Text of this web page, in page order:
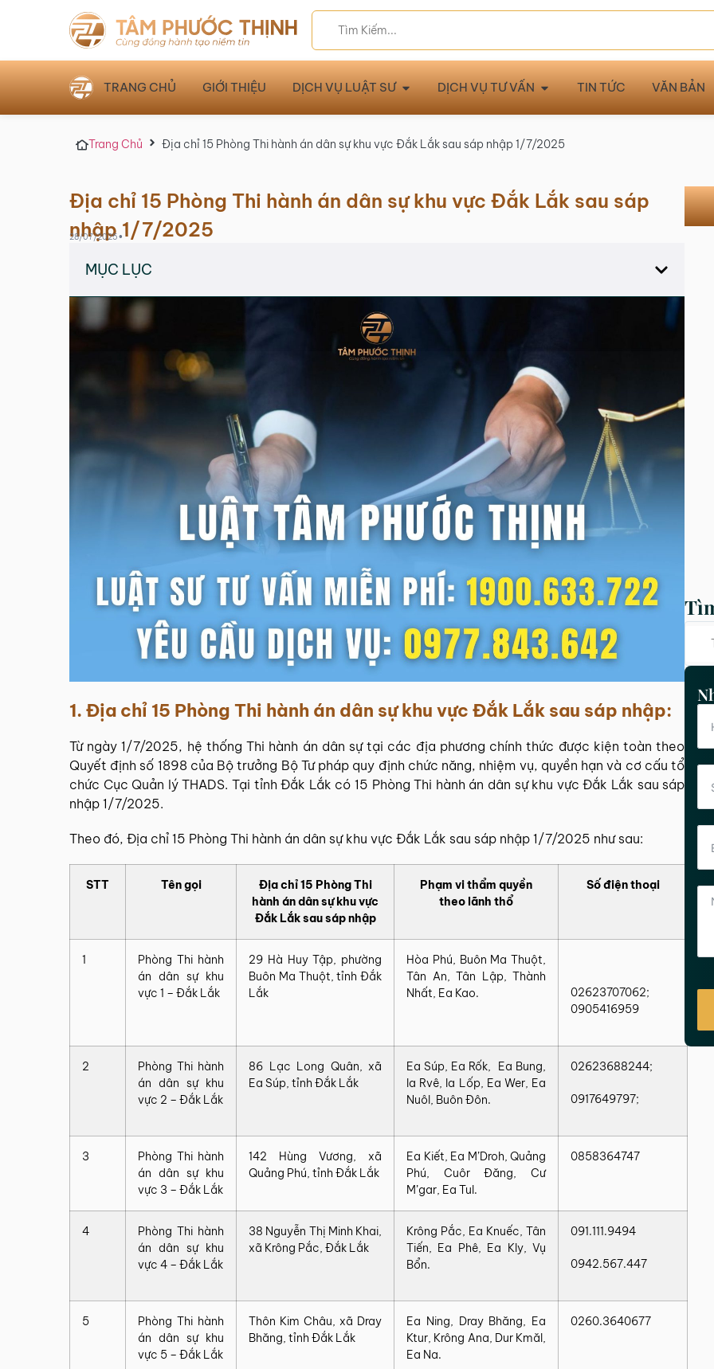
TRANG CHỦ GIỚI THIỆU DỊCH VỤ LUẬT SƯ DỊCH VỤ TƯ VẤN TIN TỨC VĂN BẢN
Trang Chủ Địa chỉ 15 Phòng Thi hành án dân sự khu vực Đắk Lắk sau sáp nhập 1/7/2025
Địa chỉ 15 Phòng Thi hành án dân sự khu vực Đắk Lắk sau sáp
nhập 1/7/2025
28/07/2025•
MỤC LỤC
1. Địa chỉ 15 Phòng Thi hành án dân sự khu vực Đắk Lắk sau sáp nhập:
Từ ngày 1/7/2025, hệ thốngThi hành án dân sựtại các địa phương chính thức được kiện toàn theo
Quyết định số 1898 của Bộ trưởng Bộ Tư pháp quy định chức năng, nhiệm vụ, quyền hạn và cơ cấu tổ
chức Cục Quản lý THADS. Tại tỉnh Đắk Lắk có 15 Phòng Thi hành án dân sự khu vực Đắk Lắk sau sáp
nhập 1/7/2025.
Theo đó, Địa chỉ 15 Phòng Thi hành án dân sự khu vực Đắk Lắk sau sáp nhập 1/7/2025 như sau:
STT Tên gọi
Địa chỉ 15 Phòng Thi
hành án dân sự khu vực
Đắk Lắk sau sáp nhập
Phạm vi thẩm quyền
theo lãnh thổ
Số điện thoại
1
Phòng Thi hành
án dân sự khu
vực 1 – Đắk Lắk
29 Hà Huy Tập, phường
Buôn Ma Thuột, tỉnh Đắk
Lắk
Hòa Phú, Buôn Ma Thuột,
Tân An, Tân Lập, Thành
Nhất, Ea Kao.
02623707062;
0905416959
2
Phòng Thi hành
án dân sự khu
vực 2 – Đắk Lắk
86 Lạc Long Quân, xã
Ea Súp, tỉnh Đắk Lắk
Ea Súp, Ea Rốk, Ea Bung,
Ia Rvê, Ia Lốp, Ea Wer, Ea
Nuôl, Buôn Đôn.
02623688244;
0917649797;
3
Phòng Thi hành
án dân sự khu
vực 3 – Đắk Lắk
142 Hùng Vương, xã
Quảng Phú, tỉnh Đắk Lắk
Ea Kiết, Ea M’Droh, Quảng
Phú, Cuôr Đăng, Cư
M’gar, Ea Tul.
0858364747
4
Phòng Thi hành
án dân sự khu
vực 4 – Đắk Lắk
38 Nguyễn Thị Minh Khai,
xã Krông Pắc, Đắk Lắk
Krông Pắc, Ea Knuếc, Tân
Tiến, Ea Phê, Ea Kly, Vụ
Bổn.
091.111.9494
0942.567.447
5
Phòng Thi hành
án dân sự khu
vực 5 – Đắk Lắk
Thôn Kim Châu, xã Dray
Bhăng, tỉnh Đắk Lắk
Ea Ning, Dray Bhăng, Ea
Ktur, Krông Ana, Dur Kmăl,
Ea Na.
0260.3640677